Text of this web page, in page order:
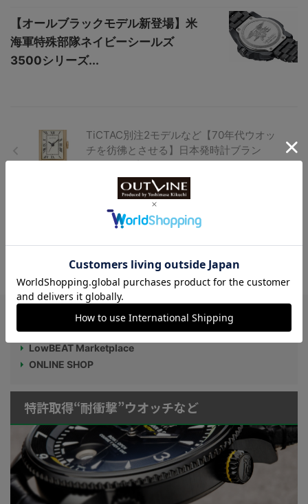
【オールブラックモデル新登場】米
海軍特殊部隊ネイビーシールズ
3500シリーズ...
TiCTAC別注2モデルなど【70年代ウオッ
チを彷彿とさせる】日本発時計ブラン
“オメガ×スウォッチ”最新モデル【期間限
Watch LIFE NEWS
LowBEAT Marketplace
ONLINE SHOP
特許取得“耐衝撃”ウオッチなど